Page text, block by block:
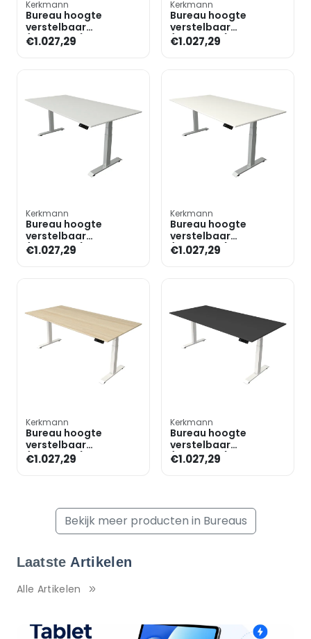
Kerkmann
Bureau hoogte
verstelbaar
(elektrisch) »Move 4«
200 cm T-poot
€1.027,29
Kerkmann
Bureau hoogte
verstelbaar
(elektrisch) »Move 4«
200 cm T-poot
€1.027,29
Kerkmann
Bureau hoogte
verstelbaar
(elektrisch) »Move 4«
200 cm T-poot
€1.027,29
Kerkmann
Bureau hoogte
verstelbaar
(elektrisch) »Move 4«
200 cm T-poot
€1.027,29
Kerkmann
Bureau hoogte
verstelbaar
(elektrisch) »Move 4«
200 cm T-poot
€1.027,29
Kerkmann
Bureau hoogte
verstelbaar
(elektrisch) »Move 4«
200 cm T-poot
€1.027,29
Bekijk meer producten in Bureaus
Laatste Artikelen
Alle Artikelen